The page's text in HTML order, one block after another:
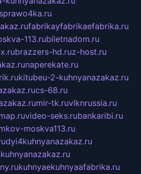
fabrikayfabrikaefabrika.ru
113.rubiletnadom.ru
brazzers-hd.ruz-host.ru
naperekate.ru
kitubeu-2-kuhnyanazakaz.ru
cs-68.ru
mir-tk.ruvlknrussia.ru
video-seks.rubankaribi.ru
moskva113.ru
kuhnyaekuhnyaafabrika.ru